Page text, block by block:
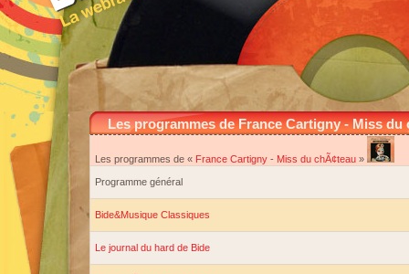
Les programmes de France Cartigny - Miss du
Les programmes de « France Cartigny - Miss du chÃ¢teau »
Programme général
Bide&Musique Classiques
Le journal du hard de Bide